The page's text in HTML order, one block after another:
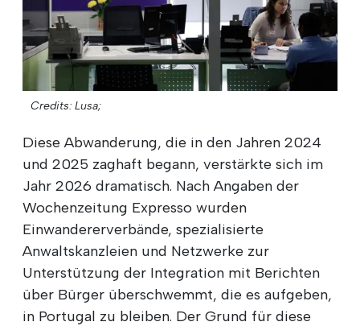
Credits: Lusa;
Diese Abwanderung, die in den Jahren 2024
und 2025 zaghaft begann, verstärkte sich im
Jahr 2026 dramatisch. Nach Angaben der
Wochenzeitung Expresso wurden
Einwandererverbände, spezialisierte
Anwaltskanzleien und Netzwerke zur
Unterstützung der Integration mit Berichten
über Bürger überschwemmt, die es aufgeben,
in Portugal zu bleiben. Der Grund für diese